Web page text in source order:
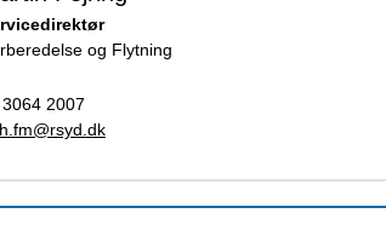
og Flytning
3064 2007